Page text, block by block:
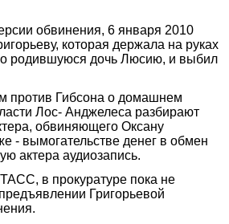
обвинения, 6 января 2010
которая держала на руках
родившуюся дочь Люсию, и выбил
против Гибсона о домашнем
Лос- Анджелеса разбирают
обвиняющего Оксану
- вымогательстве денег в обмен
актера аудиозапись.
в прокуратуре пока не
Григорьевой